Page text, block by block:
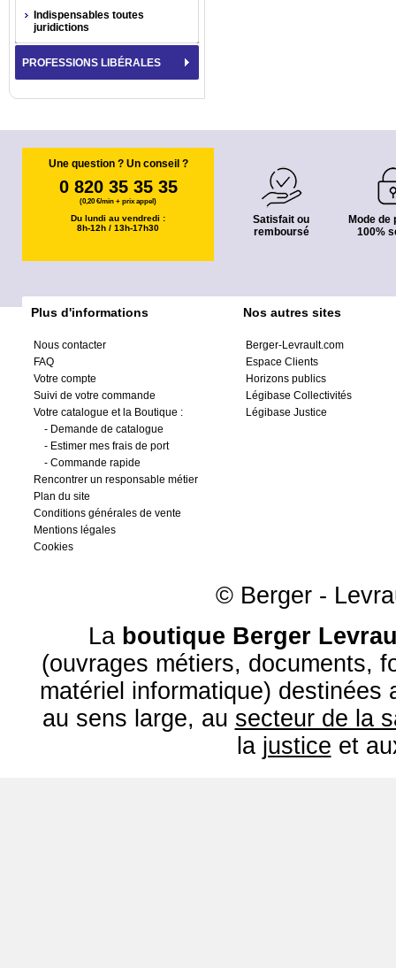
Indispensables toutes
juridictions
PROFESSIONS LIBÉRALES
Une question ? Un conseil ?
0 820 35 35 35
(0,20 €/min + prix appel)
Du lundi au vendredi :
8h-12h / 13h-17h30
Satisfait ou
remboursé
Mode de
100%
Plus d'informations
Nous contacter
FAQ
Votre compte
Suivi de votre commande
Votre catalogue et la Boutique :
- Demande de catalogue
- Estimer mes frais de port
- Commande rapide
Rencontrer un responsable métier
Plan du site
Conditions générales de vente
Mentions légales
Cookies
Nos autres sites
Berger-Levrault.com
Espace Clients
Horizons publics
Légibase Collectivités
Légibase Justice
© Berger -
La boutique Berger
(ouvrages métiers, documents,
matériel informatique) destinées
au sens large, au secteur de la
la justice et